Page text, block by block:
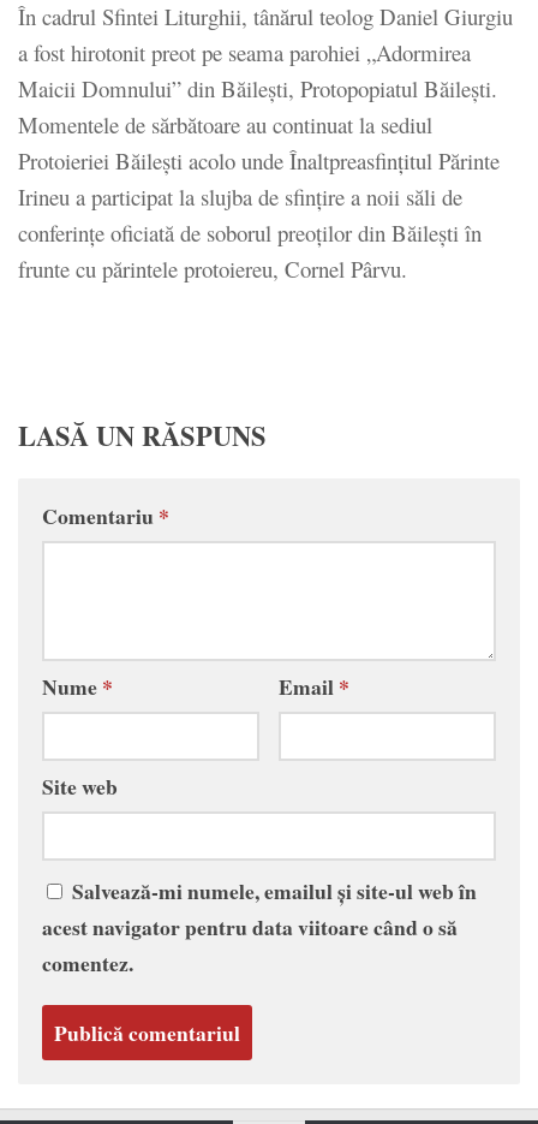
În cadrul Sfintei Liturghii, tânărul teolog Daniel Giurgiu
a fost hirotonit preot pe seama parohiei „Adormirea
Maicii Domnului” din Băileşti, Protopopiatul Băileşti.
Momentele de sărbătoare au continuat la sediul
Protoieriei Băileşti acolo unde Înaltpreasfinţitul Părinte
Irineu a participat la slujba de sfinţire a noii săli de
conferinţe oficiată de soborul preoţilor din Băileşti în
frunte cu părintele protoiereu, Cornel Pârvu.
LASĂ UN RĂSPUNS
Comentariu*
Nume* Email*
Site web
Salvează-mi numele, emailul și site-ul web în
acest navigator pentru data viitoare când o să
comentez.